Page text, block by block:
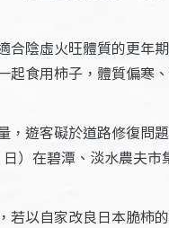
陰虛火旺體質的更年
食用柿子，體質偏寒
遊客礙於道路修復問
）在碧潭、淡水農夫
以自家改良日本脆柿